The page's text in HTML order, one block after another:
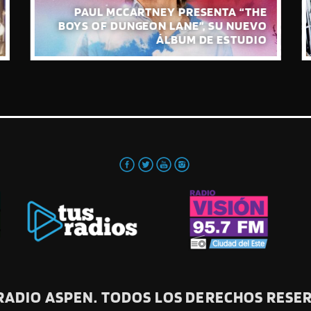
PAUL MCCARTNEY PRESENTA “THE
BOYS OF DUNGEON LANE”, SU NUEVO
ÁLBUM DE ESTUDIO
ASPEN. TODOS LOS DERECHOS